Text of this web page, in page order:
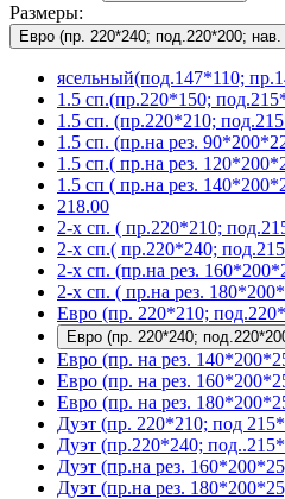
Размеры:
Евро (пр. 220*240; под.220*200;
ясельный(под.147*110;
1.5 сп.(пр.220*150;
1.5 сп. (пр.220*210;
1.5 сп. (пр.на рез.
1.5 сп.( пр.на рез.
1.5 сп ( пр.на рез.
218.00
2-х сп. ( пр.220*210;
2-х сп.( пр.220*240;
2-х сп. (пр.на рез.
2-х сп. ( пр.на рез.
Евро (пр. 220*210;
Евро (пр. 220*240;
Евро (пр. на рез.
Евро (пр. на рез.
Евро (пр. на рез.
Дуэт (пр. 220*210; под
Дуэт (пр.220*240;
Дуэт (пр.на рез.
Дуэт (пр.на рез.